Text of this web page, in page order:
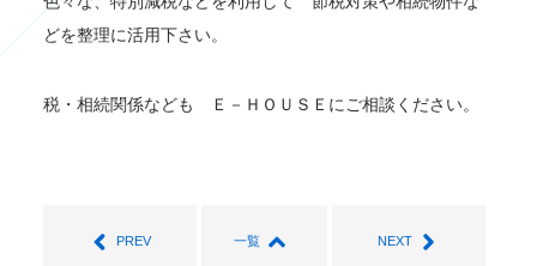
どを整理に活用下さい。
税・相続関係なども Ｅ－ＨＯＵＳＥにご相談ください。
PREV 一覧 NEXT